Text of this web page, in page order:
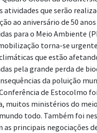
atividades que serão
ao aniversário de 50
para o Meio Ambiente
torna-se
que estão
pela grande perda de
da poluição
de Estocolmo
muitos ministérios do
todo. Também foi
as principais negociações